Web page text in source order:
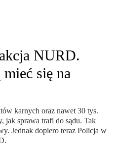
NURD.
się na
karnych oraz nawet 30 tys.
jak sprawa trafi do sądu. Tak
Jednak dopiero teraz Policja w